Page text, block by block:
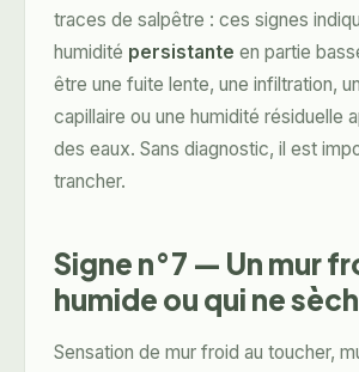
traces de salpêtre : ces signes
humidité persistante en partie
être une fuite lente, une infiltration,
capillaire ou une humidité résiduelle
des eaux. Sans diagnostic, il est
trancher.
Signe n°7 — Un mur
humide ou qui ne
Sensation de mur froid au toucher,